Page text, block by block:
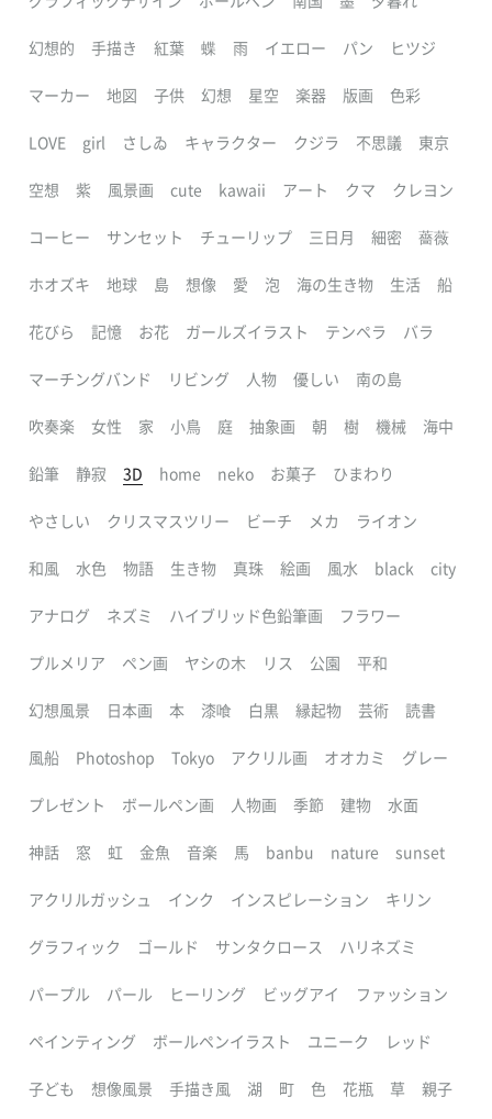
幻想的 手描き 紅葉 蝶 雨 イエロー パン ヒツジ
マーカー 地図 子供 幻想 星空 楽器 版画 色彩
LOVE girl さしゐ キャラクター クジラ 不思議 東京
空想 紫 風景画 cute kawaii アート クマ クレヨン
コーヒー サンセット チューリップ 三日月 細密 薔薇
ホオズキ 地球 島 想像 愛 泡 海の生き物 生活 船
花びら 記憶 お花 ガールズイラスト テンペラ バラ
マーチングバンド リビング 人物 優しい 南の島
吹奏楽 女性 家 小鳥 庭 抽象画 朝 樹 機械 海中
鉛筆 静寂 3D home neko お菓子 ひまわり
やさしい クリスマスツリー ビーチ メカ ライオン
和風 水色 物語 生き物 真珠 絵画 風水 black city
アナログ ネズミ ハイブリッド色鉛筆画 フラワー
プルメリア ペン画 ヤシの木 リス 公園 平和
幻想風景 日本画 本 漆喰 白黒 縁起物 芸術 読書
風船 Photoshop Tokyo アクリル画 オオカミ グレー
プレゼント ボールペン画 人物画 季節 建物 水面
神話 窓 虹 金魚 音楽 馬 banbu nature sunset
アクリルガッシュ インク インスピレーション キリン
グラフィック ゴールド サンタクロース ハリネズミ
パープル パール ヒーリング ビッグアイ ファッション
ペインティング ボールペンイラスト ユニーク レッド
子ども 想像風景 手描き風 湖 町 色 花瓶 草 親子